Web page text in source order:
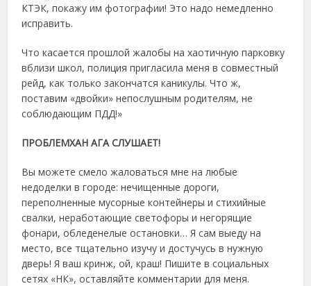
КТЭК, покажу им фотографии! Это надо немедленно
исправить.
Что касается прошлой жалобы на хаотичную парковку
вблизи школ, полиция пригласила меня в совместный
рейд, как только закончатся каникулы. Что ж,
поставим «двойки» непослушным родителям, не
соблюдающим ПДД!»
ПРОБЛЕМХАН АГА СЛУШАЕТ!
Вы можете смело жаловаться мне на любые
недоделки в городе: нечищенные дороги,
переполненные мусорные контейнеры и стихийные
свалки, неработающие светофоры и негорящие
фонари, обледенелые остановки… Я сам выеду на
место, все тщательно изучу и достучусь в нужную
дверь! Я ваш кринж, ой, краш! Пишите в социальных
сетях «НК», оставляйте комментарии для меня.